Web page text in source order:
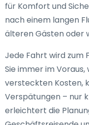
für Komfort und
nach einem langen
älteren Gästen oder
Jede Fahrt wird zum
Sie immer im Voraus,
versteckten Kosten,
Verspätungen – nur
erleichtert die